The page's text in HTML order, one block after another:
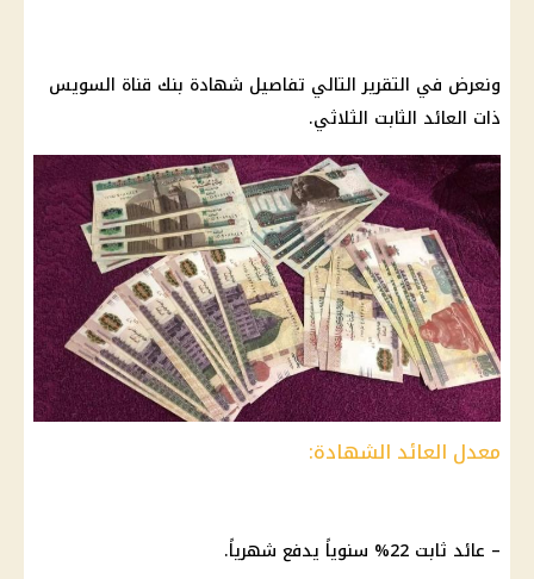
ونعرض في التقرير التالي تفاصيل شهادة بنك قناة السويس
ذات العائد الثابت الثلاثي.
معدل العائد الشهادة:
– عائد ثابت 22% سنوياً يدفع شهرياً.